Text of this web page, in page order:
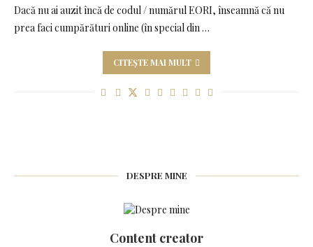
Dacă nu ai auzit încă de codul / numărul EORI, înseamnă că nu
prea faci cumpărături online (în special din …
CITEȘTE MAI MULT
DESPRE MINE
Content creator